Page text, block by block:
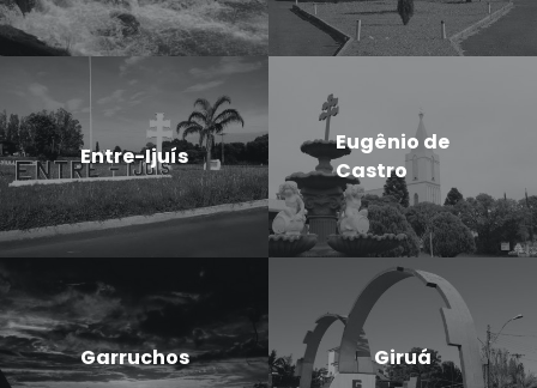
Entre-Ijuís
Eugênio de
Castro
Garruchos Giruá